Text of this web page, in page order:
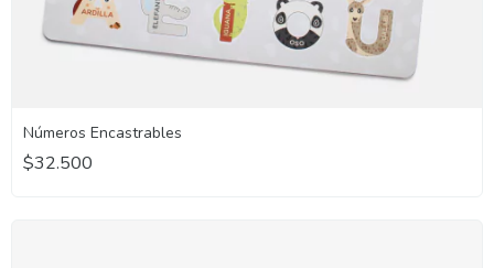
Números Encastrables
$32.500